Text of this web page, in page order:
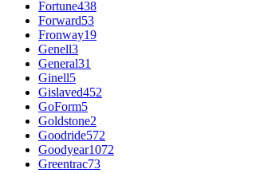
Fortune438
Forward53
Fronway19
Genell3
General31
Ginell5
Gislaved452
GoForm5
Goldstone2
Goodride572
Goodyear1072
Greentrac73